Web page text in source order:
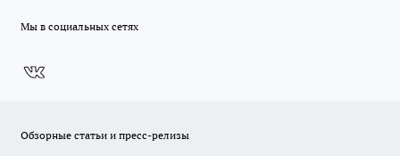
Мы в социальных сетях
Обзорные статьи и пресс-релизы